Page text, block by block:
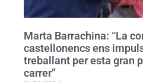
Marta Barrachina: “La
castellonencs ens
treballant per esta gran
carrer”